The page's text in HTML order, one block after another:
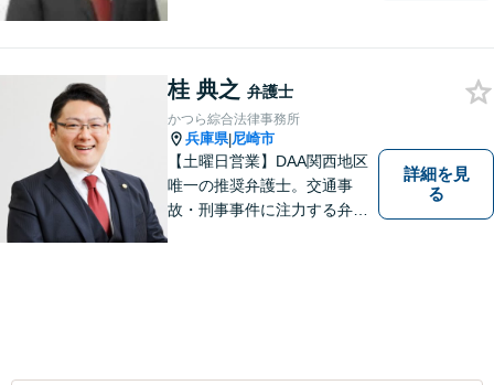
期の対策こそが解決にとって
最も有効な手段です。最高の
法的サービスを社会の隅々に
まで届けます。
桂 典之 弁護士
かつら綜合法律事務所
兵庫県|尼崎市
【土曜日営業】DAA関西地区
唯一の推奨弁護士。交通事
故・刑事事件に注力する弁護
詳細を見
る